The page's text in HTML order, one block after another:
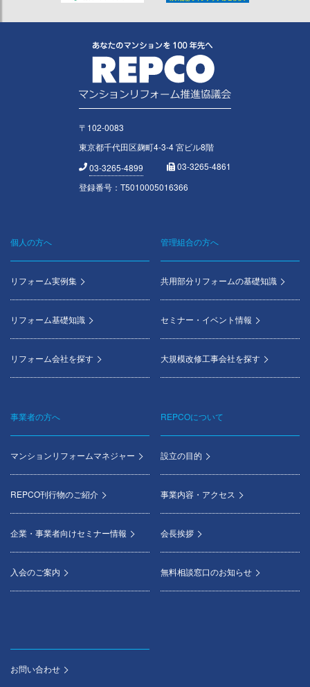
〒102-0083
東京都千代田区麹町4-3-4 宮ビル8階
03-3265-4899
03-3265-4861
登録番号：T5010005016366
Footer
menu
個人の方へ
リフォーム実例集
リフォーム基礎知識
リフォーム会社を探す
管理組合の方へ
共用部分リフォームの基礎知識
セミナー・イベント情報
大規模改修工事会社を探す
事業者の方へ
マンションリフォームマネジャー
REPCO刊行物のご紹介
企業・事業者向けセミナー情報
入会のご案内
REPCOについて
設立の目的
事業内容・アクセス
会長挨拶
無料相談窓口のお知らせ
お問い合わせ